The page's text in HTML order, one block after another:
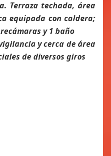
Terraza techada, área
equipada con caldera;
y 1 baño
y cerca de área
de diversos giros